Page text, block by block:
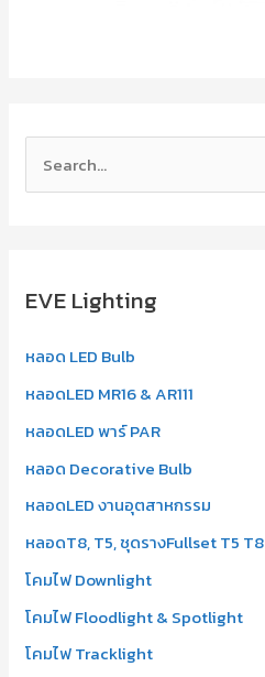
e
c
f
o
r
:
EVE Lighting
หลอด LED Bulb
หลอดLED MR16 & AR111
หลอดLED พาร์ PAR
หลอด Decorative Bulb
หลอดLED งานอุตสาหกรรม
หลอดT8, T5, ชุดรางFullset T5 T8
โคมไฟ Downlight
โคมไฟ Floodlight & Spotlight
โคมไฟ Tracklight